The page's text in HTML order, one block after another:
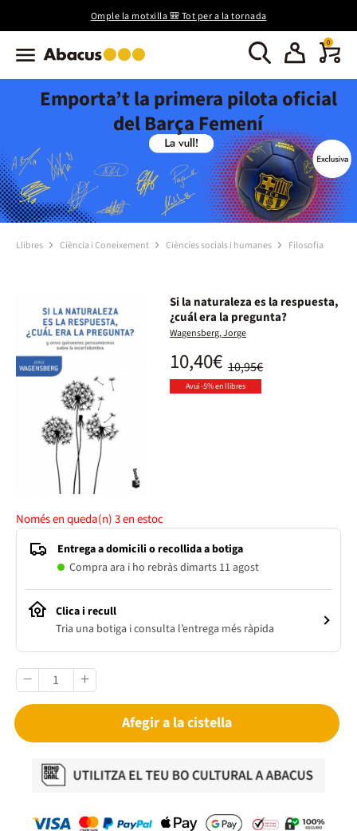
Omple la motxilla 🎒 Tot per a la tornada
0
Emporta’t la primera pilota oficial
del Barça Femení
Llibres Ciència i Coneixement Ciències socials i humanes Filosofia
Si la naturaleza es la respuesta,
¿cuál era la pregunta?
Wagensberg, Jorge
10,95€
10,40€
Avui -5% en llibres
Només en queda(n)3en estoc
Entrega a domicili o recollida a botiga
Compra ara i ho rebràs dimarts 11 agost
Clica i recull
Tria una botiga i consulta l’entrega més ràpida
Afegir a la cistella